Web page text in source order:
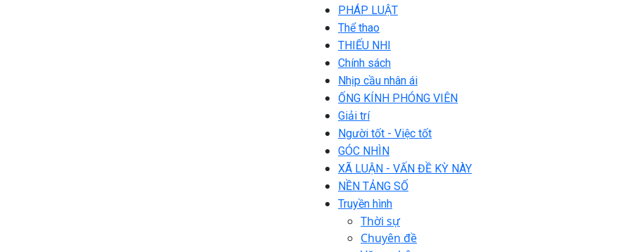
PHÁP LUẬT
Thể thao
THIẾU NHI
Chính sách
Nhịp cầu nhân ái
ỐNG KÍNH PHÓNG VIÊN
Giải trí
Người tốt - Việc tốt
GÓC NHÌN
XÃ LUẬN - VẤN ĐỀ KỲ NÀY
NỀN TẢNG SỐ
Truyền hình
Thời sự
Chuyên đề